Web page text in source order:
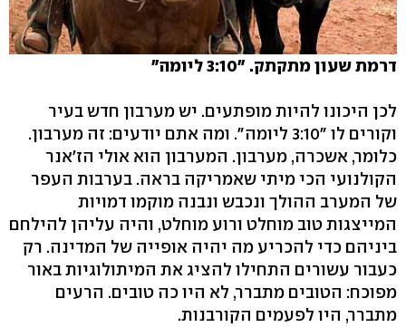
דרמת שעון מתקתק. "3:10 ליומה"
לכן היכונו להיות מופתעים. יש מערבון חדש בעיר
וקורים לו "3:10 ליומה". ומה אתם יודעים: זה מערבון.
כלומר, אשכרה, מערבון. המערבון הוא אולי הז'אנר
הקולנועי הכי מיתי שאמריקה בראה. בערבות העפר
של המערב ההולך ונכבש ונבנה מוקמו דמויות
המייצגות טוב מוחלט ורוע מוחלט, והיה עליהן להילחם
ביניהם כדי להכריע מה יהיה אופייה של המדינה. רק
כעבור עשורים התחילו להציג את המיתולוגיות באור
מפוכח: הטובים מתברר, לא היו כה טובים. הרעים
מתברר, היו לפעמים הקורבנות.